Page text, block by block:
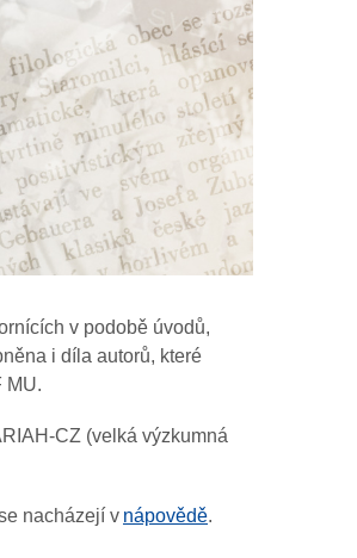
v podobě úvodů,
i díla autorů, které
MU.
CZ (velká výzkumná
nacházejí v nápovědě.